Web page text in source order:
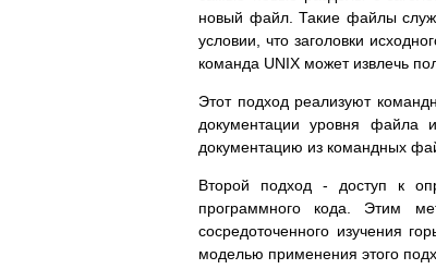
новый файл. Такие файлы
условии, что заголовки
команда UNIX может извлечь
Этот подход реализуют
документации уровня
документацию из командных
Второй подход - доступ к
программного кода. Этим
сосредоточенного изучения
моделью применения этого